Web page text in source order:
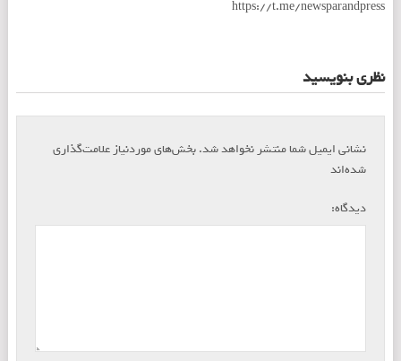
https://t.me/newsparandpress
نظری بنویسید
نشانی ایمیل شما منتشر نخواهد شد.بخش‌های موردنیاز علامت‌گذاری
شده‌اند
دیدگاه: